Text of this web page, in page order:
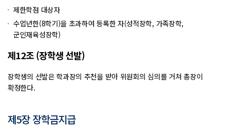
제한학점 대상자
수업년한(8학기)을 초과하여 등록한 자(성적장학, 가족장학,
군인재육성장학)
제12조 (장학생 선발)
장학생의 선발은 학과장의 추천을 받아 위원회의 심의를 거쳐 총장이
확정한다.
제5장 장학금지급